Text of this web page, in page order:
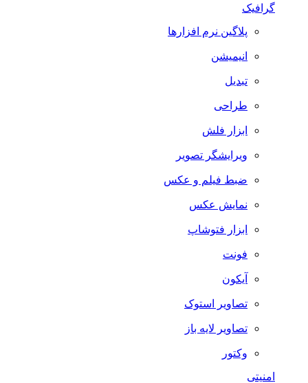
گرافیک
پلاگین نرم افزارها
انیمیشن
تبدیل
طراحی
ابزار فلش
ویرایشگر تصویر
ضبط فيلم و عكس
نمایش عکس
ابزار فتوشاپ
فونت
آیکون
تصاویر استوک
تصاویر لایه باز
وکتور
امنیتی